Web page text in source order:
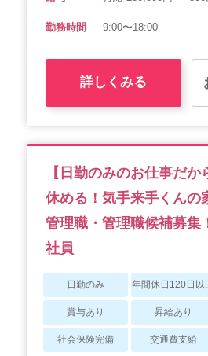
勤務時間 9:00〜18:00
詳しくみる
【日勤のみのお仕事だか
休める！気手来手くんの
管理職・管理職候補募集
社員
日勤のみ 年間休日120日以
賞与あり 昇給あり
社会保険完備 交通費支給